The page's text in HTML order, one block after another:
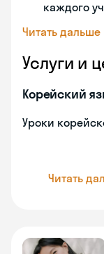
каждого
Читать дальше
Услуги и
Корейский
Уроки
Читать